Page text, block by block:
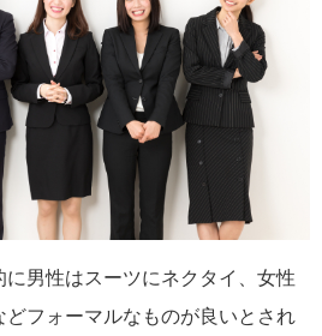
男性はスーツにネクタイ、女性
フォーマルなものが良いとされ